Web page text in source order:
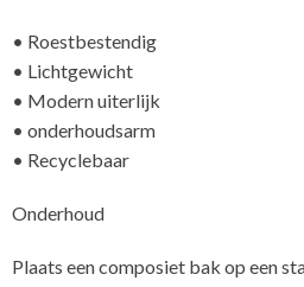
• Roestbestendig
• Lichtgewicht
• Modern uiterlijk
• onderhoudsarm
• Recyclebaar
Onderhoud
Plaats een composiet bak op een